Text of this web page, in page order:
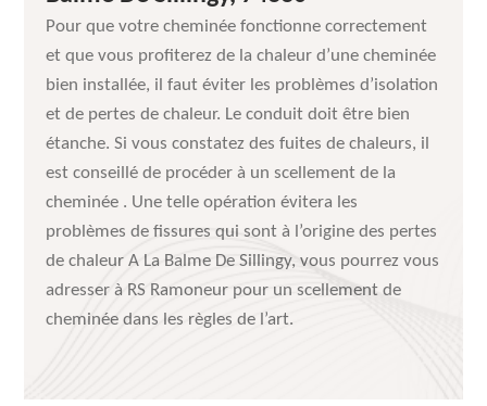
Pour que votre cheminée fonctionne correctement
et que vous profiterez de la chaleur d’une cheminée
bien installée, il faut éviter les problèmes d’isolation
et de pertes de chaleur. Le conduit doit être bien
étanche. Si vous constatez des fuites de chaleurs, il
est conseillé de procéder à un scellement de la
cheminée . Une telle opération évitera les
problèmes de fissures qui sont à l’origine des pertes
de chaleur A La Balme De Sillingy, vous pourrez vous
adresser à RS Ramoneur pour un scellement de
cheminée dans les règles de l’art.